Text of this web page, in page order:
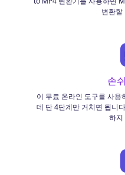
변환할
손
이 무료 온라인 도구를 사용
데 단 4단계만 거치면 됩니
하지